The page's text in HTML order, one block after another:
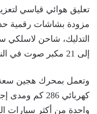
تعليق هوائي قياسي
مزودة بشاشات رقمية
التدليك، شاحن
إلى 21 مكبر صوت في النسخ الأعلى.
واحدة من أكثر سيارات